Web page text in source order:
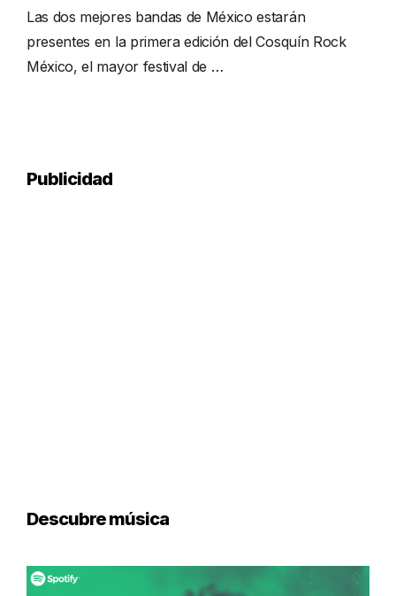
Las dos mejores bandas de México estarán
presentes en la primera edición del Cosquín Rock
México, el mayor festival de …
Publicidad
Descubre música